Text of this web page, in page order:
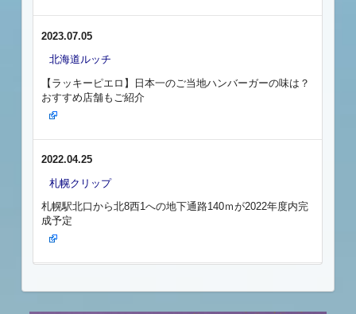
2023.07.05
北海道ルッチ
【ラッキーピエロ】日本一のご当地ハンバーガーの味は？
おすすめ店舗もご紹介
2022.04.25
札幌クリップ
札幌駅北口から北8西1への地下通路140ｍが2022年度内完
成予定